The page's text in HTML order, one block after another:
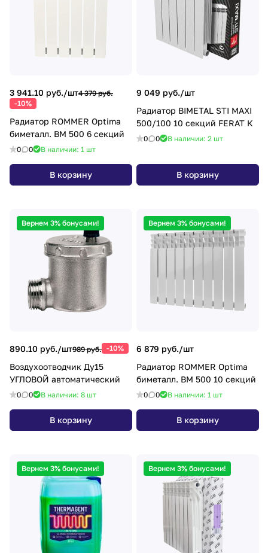
3 941.10 руб./шт4 379 руб.
-10%
Радиатор ROMMER Optima
биметалл. ВМ 500 6 секций
0 0 В наличии: 1 шт
В корзину
9 049 руб./шт
Радиатор BIMETAL STI MAXI
500/100 10 секций FERAT К
0 0 В наличии: 2 шт
В корзину
Вернем 3% бонусами!
890.10 руб./шт989 руб. -10%
Воздухоотводчик Ду15
УГЛОВОЙ автоматический
0 0 В наличии: 8 шт
В корзину
Вернем 3% бонусами!
6 879 руб./шт
Радиатор ROMMER Optima
биметалл. ВМ 500 10 секций
0 0 В наличии: 1 шт
В корзину
Вернем 3% бонусами! Вернем 3% бонусами!